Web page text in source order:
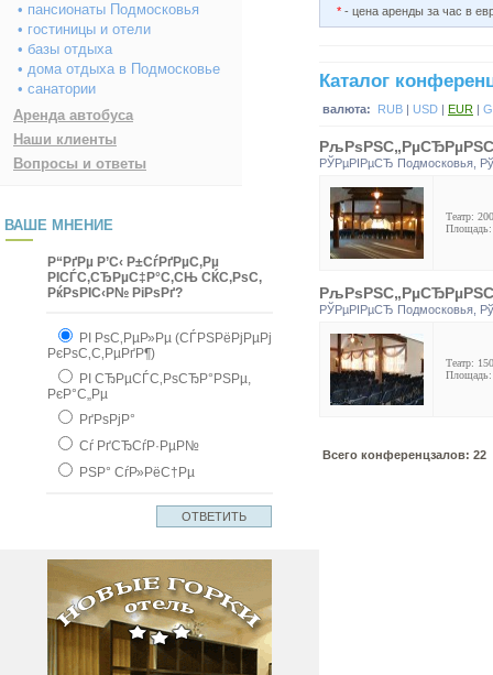
• пансионаты Подмосковья
• гостиницы и отели
• базы отдыха
• дома отдыха в Подмосковье
• санатории
Аренда автобуса
Наши клиенты
Вопросы и ответы
ВАШЕ МНЕНИЕ
Р“РґРµ Р’С‹ Р±СѓРґРµС‚Рµ
РІСЃС‚СЂРµС‡Р°С‚СЊ СЌС‚РѕС‚
РќРѕРІС‹Р№ РіРѕРґ?
РІ РѕС‚РµР»Рµ (СЃРЅРёРјРµРј
РєРѕС‚С‚РµРґР¶)
РІ СЂРµСЃС‚РѕСЂР°РЅРµ,
РєР°С„Рµ
РґРѕРјР°
Сѓ РґСЂСѓР·РµР№
РЅР° СѓР»РёС†Рµ
*- цена аренды за час в
Каталог
валюта: RUB | USD | EUR |
РЎРµРІРµСЂ Подмосковья
Театр:
Площадь:
РЎРµРІРµСЂ Подмосковья
Театр:
Площадь:
Всего конференцзалов: 22